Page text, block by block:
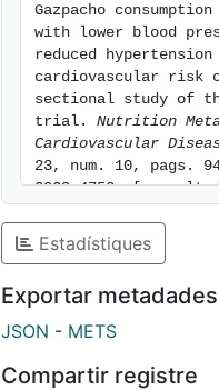
Gazpacho
with lower blood
reduced
cardiovascular risk
sectional study of the
trial. Nutrition
Cardiovascular
23, num. 10, pags.
0939-4753.
https://
Estadístiques
Exportar metadades
JSON - METS
Compartir registre